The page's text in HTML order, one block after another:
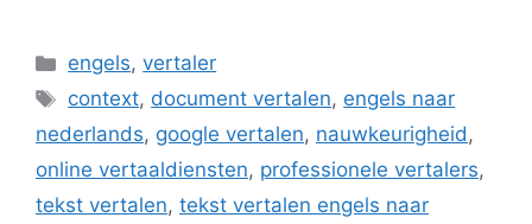
Categorieën
engels,vertaler
Tags
context, document vertalen, engels naar
nederlands, google vertalen, nauwkeurigheid,
online vertaaldiensten, professionele vertalers,
tekst vertalen, tekst vertalen engels naar